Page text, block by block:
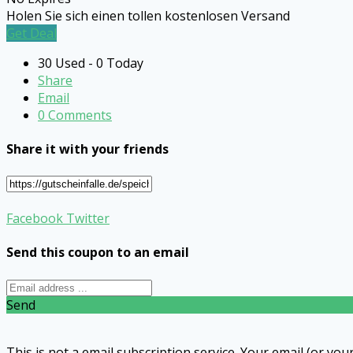
Holen Sie sich einen tollen kostenlosen Versand
Get Deal
30 Used - 0 Today
Share
Email
0 Comments
Share it with your friends
Facebook Twitter
Send this coupon to an email
Send